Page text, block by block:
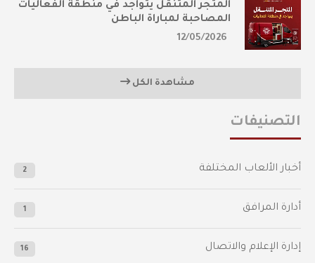
المتجر المتنقل يتواجد في منطقة الفعاليات
المصاحبة لمباراة الباطن
12/05/2026
مشاهدة الكل
التصنيفات
أخبار الألعاب المختلفة 2
أدارة المرافق 1
إدارة الإعلام والاتصال 16